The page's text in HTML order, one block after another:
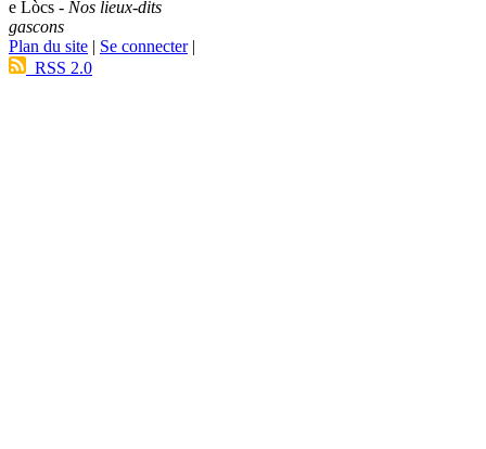
e Lòcs - Nos lieux-dits
gascons
Plan du site | Se connecter|
RSS 2.0